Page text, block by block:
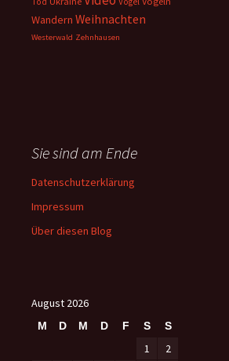
Wandern Weihnachten
Westerwald Zehnhausen
Sie sind am Ende
Datenschutzerklärung
Impressum
Über diesen Blog
August 2026
M D M D F S S
1
2